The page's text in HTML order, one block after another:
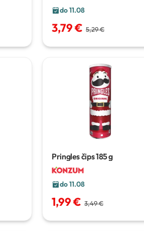
do 11.08
3,79 € 5,29 €
Pringles čips185 g
do 11.08
1,99 € 3,49 €